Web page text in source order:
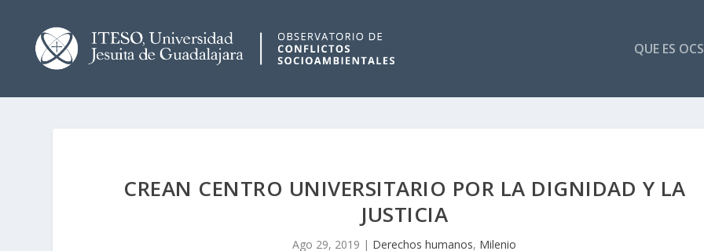
QUE ES
CREAN CENTRO UNIVERSITARIO POR LA DIGNIDAD Y LA
JUSTICIA
Ago 29, 2019 | Derechos humanos, Milenio